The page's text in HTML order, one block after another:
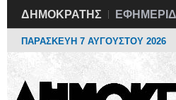
ΔΗΜΟΚΡΑΤΗΣ
ΠΑΡΑΣΚΕΥΗ 7 ΑΥΓΟΥΣΤΟΥ 2026